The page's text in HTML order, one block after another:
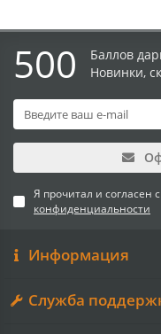
500
Баллов
Новинки,
Я прочитал и согласен
конфиденциальности
Информация
Служба